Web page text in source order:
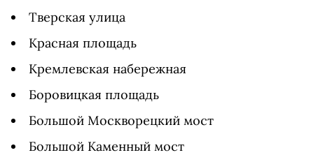
Тверская улица
Красная площадь
Кремлевская набережная
Боровицкая площадь
Большой Москворецкий мост
Большой Каменный мост